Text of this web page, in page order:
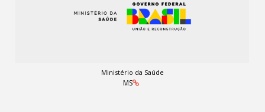
Ministério da Saúde
MS